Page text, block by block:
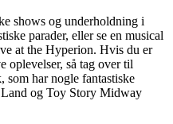
shows og underholdning i
parader, eller se en musical
at the Hyperion. Hvis du er
oplevelser, så tag over til
som har nogle fantastiske
og Toy Story Midway